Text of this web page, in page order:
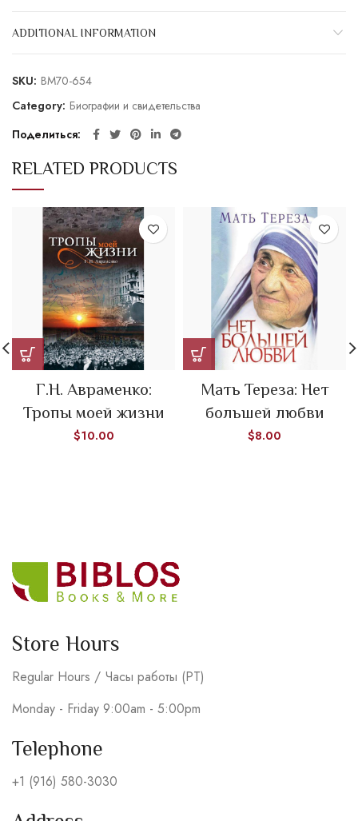
ADDITIONAL INFORMATION
SKU: BM70-654
Category: Биографии и свидетельства
Поделиться
RELATED PRODUCTS
Г.Н. Авраменко:
Тропы моей жизни
$10.00
Мать Тереза: Нет
большей любви
$8.00
Store Hours
Regular Hours / Часы работы (PT)
Monday - Friday 9:00am - 5:00pm
Telephone
+1 (916) 580-3030